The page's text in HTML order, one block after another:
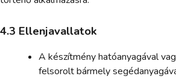
4.3 Ellenjavallatok
A készítmény hatóanyagával
felsorolt bármely